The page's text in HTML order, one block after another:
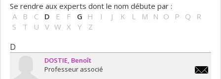
Se rendre aux experts dont le nom débute par :
A
B C D E F G H I J K L M N O P Q
R
S
T U V W X Y Z
D
DOSTIE Benoît
Professeur associé